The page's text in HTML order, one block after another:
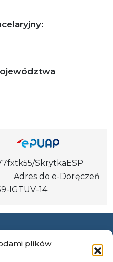
plików
SkrytkaESP
Doręczeń
IGTUV-14